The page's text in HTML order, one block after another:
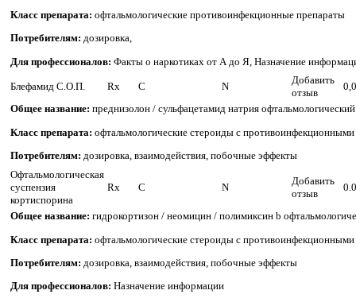
Класс препарата: офтальмологические противоинфекционные препараты
Потребителям: дозировка,
Для профессионалов: Факты о наркотиках от А до Я, Назначение
Блефамид С.О.П. Rx C N
Добавить
отзыв
0,0
Общее название: преднизолон / сульфацетамид натрия офтальмологический
Класс препарата: офтальмологические стероиды с противоинфекционными
Потребителям: дозировка, взаимодействия, побочные эффекты
Офтальмологическая
суспензия
кортиспорина
Rx C N
Добавить
отзыв
0.0
Общее название: гидрокортизон / неомицин / полимиксин b
Класс препарата: офтальмологические стероиды с противоинфекционными
Потребителям: дозировка, взаимодействия, побочные эффекты
Для профессионалов: Назначение информации